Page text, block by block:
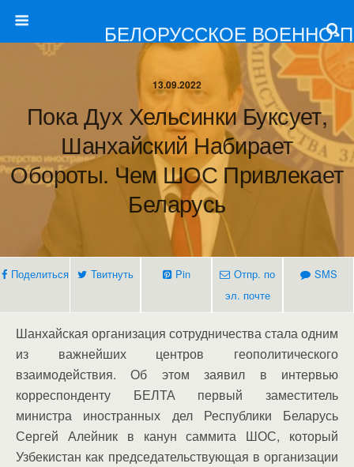
БЕЛОРУССКОЕ ВОЕННО-
13.09.2022
Пока Дух Хельсинки Буксует,
Шанхайский Набирает
Обороты. Чем ШОС Привлекает
Беларусь
Поделиться Твитнуть Pin
Отпр. по
эл. почте
SMS
Шанхайская организация сотрудничества стала одним
из важнейших центров геополитического
взаимодействия. Об этом заявил в интервью
корреспонденту БЕЛТА первый заместитель
министра иностранных дел Республики Беларусь
Сергей Алейник в канун саммита ШОС, который
Узбекистан как председательствующая в организации